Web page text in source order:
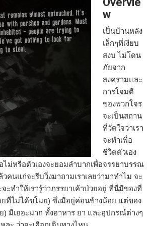
y
L
i
n
r
e
w
เป็นบ้านหลัง
เล็กๆที่เงียบ
สงบ ไม่โดน
ภัยจาก
สงครามและ
การโจมตี
ของพวกโจร
จะเป็นสถาน
ที่วัดใจว่าเรา
จะทำเพื่อ
ชีวิตตัวเอง
ม่หรือตัวเองจะยอมลำบากเพื่อจรรยาบรรณ
คนแก่จะรีบวิ่งมาถามเราเลยว่ามาทำไม จะ
ะทำให้เรารู้ว่าภรรยาเค้าป่วยอยู่ ที่นี่มีของที่
ยที่ไม่ได้ขโมย) ซึ่งมีอยู่ค่อนข้างน้อย แต่ของ
มีเยอะมาก ทั้งอาหาร ยา และอุปกรณ์ต่างๆ